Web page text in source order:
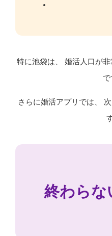
特に池袋は、 婚活人口が
で
さらに婚活アプリでは、
終わらな